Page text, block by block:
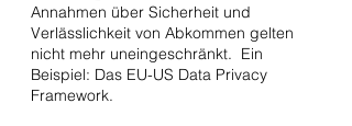
Annahmen über Sicherheit und
Verlässlichkeit von Abkommen gelten
nicht mehr uneingeschränkt. Ein
Beispiel: Das EU-US Data Privacy
Framework.